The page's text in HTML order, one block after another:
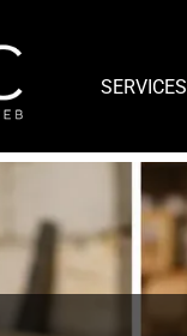
SERVICES